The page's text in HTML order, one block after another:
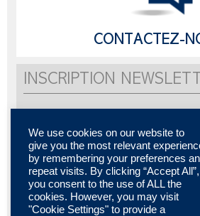
CONTACTEZ-
INSCRIPTION
Vous souhaitez être informé de l'actualité de
Inscrivez-vous pour recevoir notre newsletter
We use cookies on our website to
give you the most relevant
by remembering your preferences
repeat visits. By clicking “Accept All”,
you consent to the use of ALL the
cookies. However, you may visit
"Cookie Settings" to provide a